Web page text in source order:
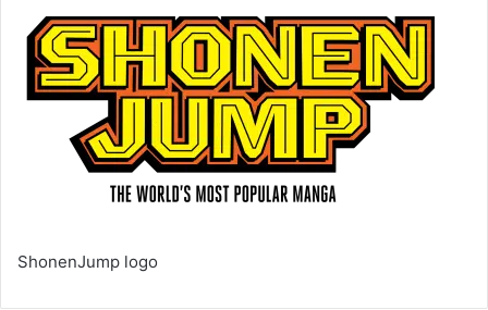
ShonenJump logo